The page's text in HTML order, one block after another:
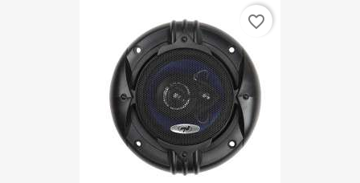
favorite_border